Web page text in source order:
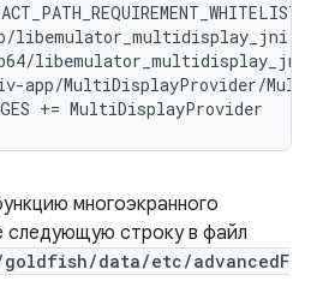
/libemulator_multidisplay_jni
/libemulator_multidisplay_jni
-app/MultiDisplayProvider/
+= MultiDisplayProvider
многоэкранного
следующую строку в файл
data/etc/advancedF